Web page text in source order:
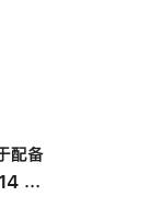
配备
英